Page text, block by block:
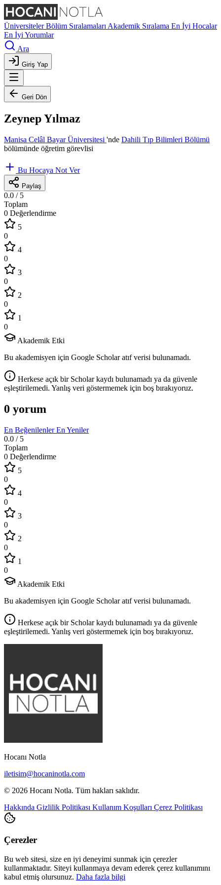
ÜniversitelerBölüm Sıralamaları Akademik Sıralama En İyi Hocalar
En İyi Yorumlar
Ara
Giriş Yap
Geri Dön
Zeynep Yılmaz
Manisa Celâl Bayar Üniversitesi 'nde Dahili Tıp Bilimleri Bölümü
bölümünde öğretim görevlisi
Bu Hocaya Not Ver
Paylaş
0.0 / 5
Toplam
0 Değerlendirme
5
0
4
0
3
0
2
0
1
0
Akademik Etki
Bu akademisyen için Google Scholar atıf verisi bulunamadı.
Herkese açık bir Scholar kaydı bulunamadı ya da güvenle
eşleştirilemedi. Yanlış veri göstermemek için boş bırakıyoruz.
0 yorum
En BeğenilenlerEn Yeniler
0.0 / 5
Toplam
0 Değerlendirme
5
0
4
0
3
0
2
0
1
0
Akademik Etki
Bu akademisyen için Google Scholar atıf verisi bulunamadı.
Herkese açık bir Scholar kaydı bulunamadı ya da güvenle
eşleştirilemedi. Yanlış veri göstermemek için boş bırakıyoruz.
Hocanı Notla
iletisim@hocaninotla.com
© 2026 Hocanı Notla. Tüm hakları saklıdır.
Hakkında Gizlilik Politikası Kullanım Koşulları Çerez Politikası
Çerezler
Bu web sitesi, size en iyi deneyimi sunmak için çerezler
kullanmaktadır. Siteyi kullanmaya devam ederek çerez kullanımını
kabul etmiş olursunuz. Daha fazla bilgi